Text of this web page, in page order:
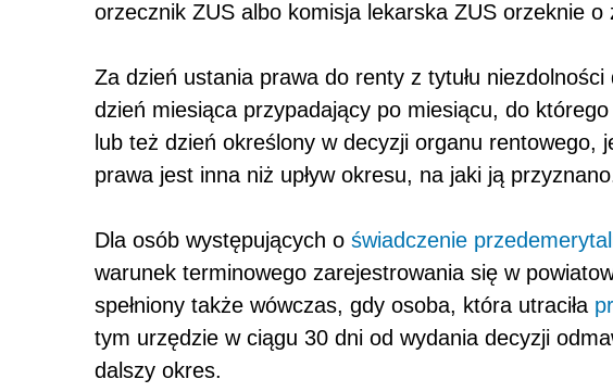
orzecznik ZUS albo komisja lekarska ZUS orzeknie o
Za dzień ustania prawa do renty z tytułu
dzień miesiąca przypadający po miesiącu, do którego
lub też dzień określony w decyzji organu rentowego,
prawa jest inna niż upływ okresu, na jaki ją
Dla osób występujących o świadczenie
warunek terminowego zarejestrowania się w
spełniony także wówczas, gdy osoba, która utraciła
tym urzędzie w ciągu 30 dni od wydania decyzji
dalszy okres.